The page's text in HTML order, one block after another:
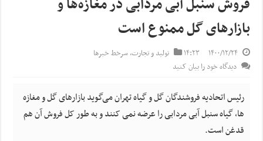
بازارهای گل ممنوع است
۱۴۰۰/۱۲/۲۴ ۱۴:۲۳ تولید و تجارت,سرخط خبرها
دیدگاه خود را بیان کنید
رئیس اتحادیه فروشندگان گل و گیاه تهران می‌گوید بازارهای گل و مغازه
ها، گیاه سنبل آبی مردابی را عرضه نمی کنند و به طور کل فروش آن هم
قدغن است.